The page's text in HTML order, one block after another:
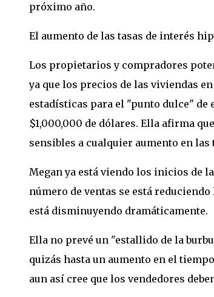
próximo año.
El aumento de las tasas de interés
Los propietarios y compradores
ya que los precios de las viviendas
estadísticas para el "punto dulce" de
$1,000,000 de dólares. Ella afirma
sensibles a cualquier aumento en
Megan ya está viendo los inicios de
número de ventas se está
está disminuyendo dramáticamente.
Ella no prevé un "estallido de la
quizás hasta un aumento en el
aun así cree que los vendedores